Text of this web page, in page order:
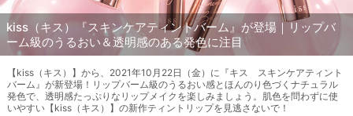
kiss（キス）『スキンケアティントバーム』が登場｜リップバ
ーム級のうるおい＆透明感のある発色に注目
【kiss（キス）】から、2021年10月22日（金）に『キス スキンケアティント
バーム』が新登場！リップバーム級のうるおい感とほんのり色づくナチュラル
発色で、透明感たっぷりなリップメイクを楽しみましょう。肌色を問わずに使
いやすい【kiss（キス）】の新作ティントリップを見逃さないで！